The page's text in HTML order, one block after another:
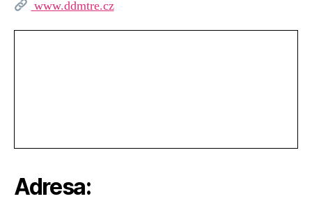
www.ddmtre.cz
Adresa: